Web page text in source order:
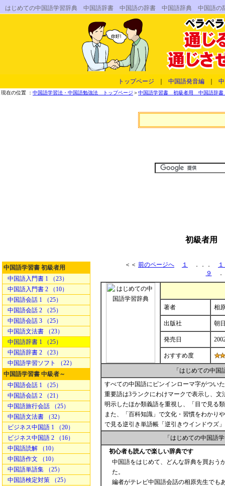
はじめての中国語学習辞典 中国語辞書 中国語の辞書 中国語辞典 中国
トップページ 中国語発音編
現在の位置 ： 中国語学習法・中国語勉強法 トップページ ＞中国語学習書 初級者用 中国語辞書
初級者用
中国語学習書 初級者用
中国語入門書 1 （23）
中国語入門書 2 （10）
中国語会話 1 （25）
中国語会話 2 （25）
中国語会話 3 （25）
中国語文法書 （23）
中国語辞書 1 （25）
中国語辞書 2 （23）
中国語学習ソフト （22）
中国語学習書 中級者～
中国語会話 1 （25）
中国語会話 2 （21）
中国語旅行会話 （25）
中国語文法書 （32）
ビジネス中国語 1 （20）
ビジネス中国語 2 （16）
中国語読解 （10）
中国語作文 （10）
中国語単語集 （25）
中国語検定対策 （25）
＜＜ 前のページへ １ ．．．
９
著者 相
出版社 朝
発売日
おすすめ度
「はじめての中
すべての中国語にピンインローマ字がつい
重要語は3ランクにわけマークで表示し、
明示したほか類義語を重視し、「目で見る
また、「百科知識」で文化・習慣をわかり
で見る逆引き単語帳「逆引きウインドウズ
「はじめての中国語
初心者も読んで楽しい辞典です
中国語をはじめて、どんな辞典を買おう
た。
編者がテレビ中国語会話の相原先生でも